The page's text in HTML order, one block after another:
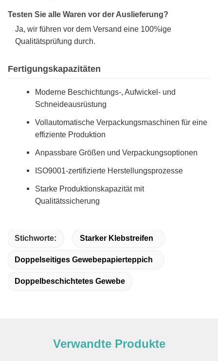
Testen Sie alle Waren vor der Auslieferung?
Ja, wir führen vor dem Versand eine 100%ige
Qualitätsprüfung durch.
Fertigungskapazitäten
Moderne Beschichtungs-, Aufwickel- und
Schneideausrüstung
Vollautomatische Verpackungsmaschinen für eine
effiziente Produktion
Anpassbare Größen und Verpackungsoptionen
ISO9001-zertifizierte Herstellungsprozesse
Starke Produktionskapazität mit
Qualitätssicherung
Stichworte: Starker Klebstreifen
Doppelseitiges Gewebepapierteppich
Doppelbeschichtetes Gewebe
Verwandte Produkte